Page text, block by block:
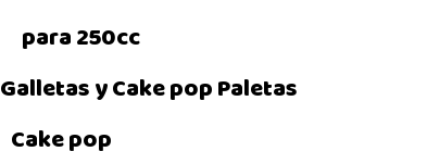
para 250cc
Galletas y Cake pop Paletas
Cake pop